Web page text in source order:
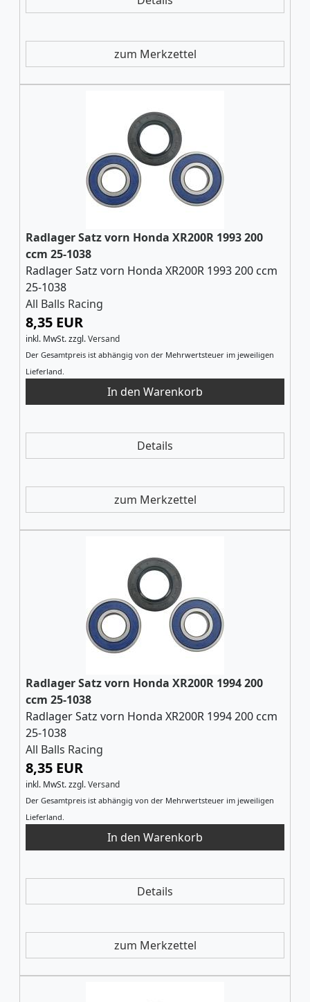
zum Merkzettel
Radlager Satz vorn Honda XR200R 1993 200
ccm 25-1038
Radlager Satz vorn Honda XR200R 1993 200 ccm
25-1038
All Balls Racing
8,35 EUR
inkl. MwSt.zzgl.Versand
Der Gesamtpreis ist abhängig von der Mehrwertsteuer im jeweiligen
Lieferland.
Details
zum Merkzettel
Radlager Satz vorn Honda XR200R 1994 200
ccm 25-1038
Radlager Satz vorn Honda XR200R 1994 200 ccm
25-1038
All Balls Racing
8,35 EUR
inkl. MwSt.zzgl.Versand
Der Gesamtpreis ist abhängig von der Mehrwertsteuer im jeweiligen
Lieferland.
Details
zum Merkzettel